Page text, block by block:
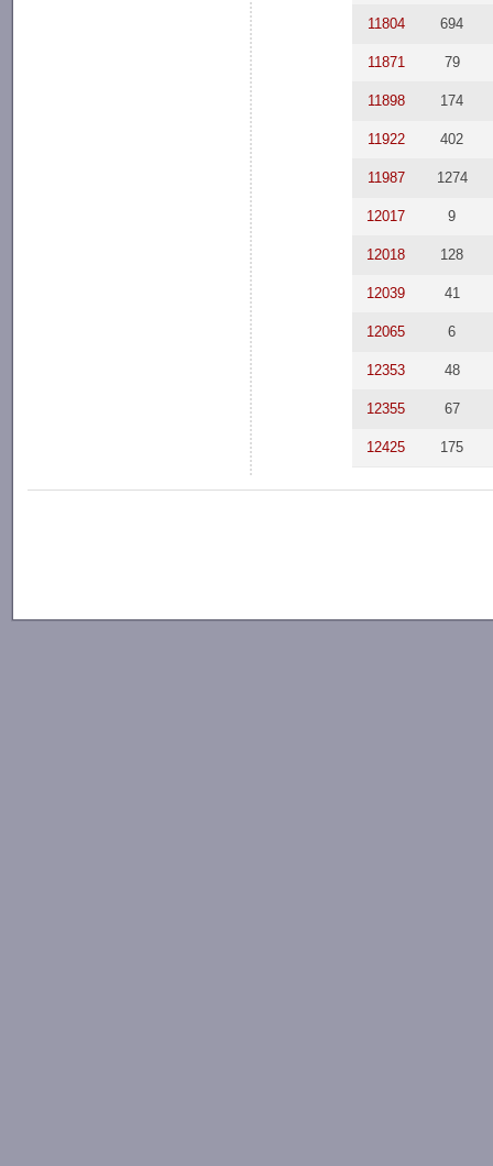
11804 694
11871 79
11898 174
11922 402
11987 1274
12017 9
12018 128
12039 41
12065 6
12353 48
12355 67
12425 175